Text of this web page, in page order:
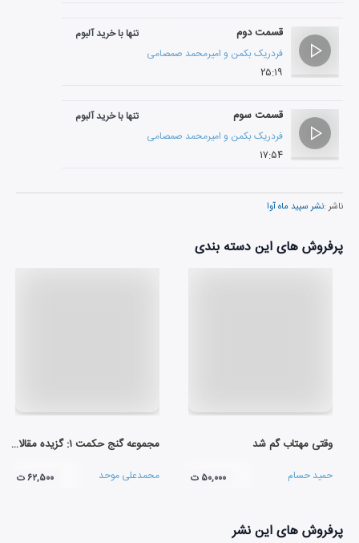
قسمت دوم
فردریک بکمن و امیرمحمد صمصامی
۲۵:۱۹
تنها با خرید آلبوم
قسمت سوم
فردریک بکمن و امیرمحمد صمصامی
۱۷:۵۴
تنها با خرید آلبوم
ناشر :نشر سپید ماه آوا
پرفروش های این دسته بندی
وقتی مهتاب گم شد
حمید حسام ۵۰,۰۰۰ ت
مجموعه گنج حکمت ۱: گزیده مقالات شمس تبریزی
محمدعلی موحد ۶۲,۵۰۰ ت
پرفروش های این نشر